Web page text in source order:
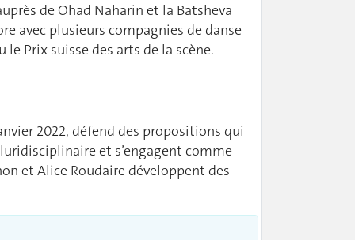
de Ohad Naharin et la Batsheva
avec plusieurs compagnies de danse
le Prix suisse des arts de la scène.
2022, défend des propositions qui
et s’engagent comme
et Alice Roudaire développent des